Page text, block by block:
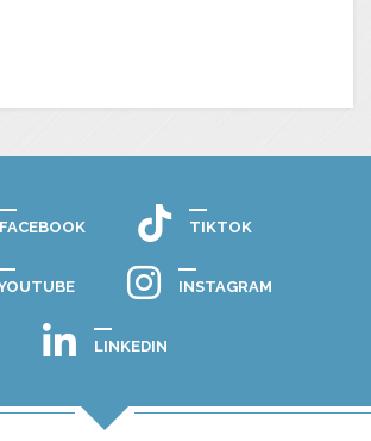
FACEBOOK TIKTOK
INSTAGRAM
LINKEDIN